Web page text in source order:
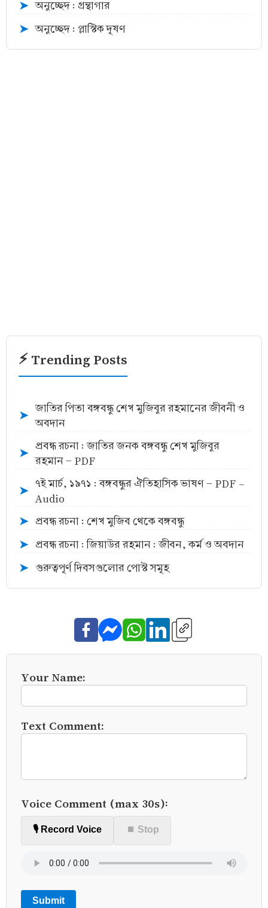
➤ অনুচ্ছেদ : গ্রন্থাগার
➤ অনুচ্ছেদ : প্লাস্টিক দূষণ
⚡ Trending Posts
➤
জাতির পিতা বঙ্গবন্ধু শেখ মুজিবুর রহমানের জীবনী ও
অবদান
➤
প্রবন্ধ রচনা : জাতির জনক বঙ্গবন্ধু শেখ মুজিবুর
রহমান - PDF
➤
৭ই মার্চ, ১৯৭১ : বঙ্গবন্ধুর ঐতিহাসিক ভাষণ - PDF -
Audio
➤ প্রবন্ধ রচনা : শেখ মুজিব থেকে বঙ্গবন্ধু
➤ প্রবন্ধ রচনা : জিয়াউর রহমান : জীবন, কর্ম ও অবদান
➤ গুরুত্বপূর্ণ দিবসগুলোর পোস্ট সমূহ
Your Name:
Text Comment:
Voice Comment (max 30s):
🎙️ Record Voice ⏹ Stop
Submit